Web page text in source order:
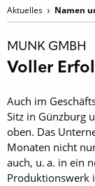
Aktuelles Namen
MUNK GMBH
Voller
Auch im
Sitz in Günzburg
oben. Das
Monaten nicht
auch, u. a. in ein
Produktionswerk